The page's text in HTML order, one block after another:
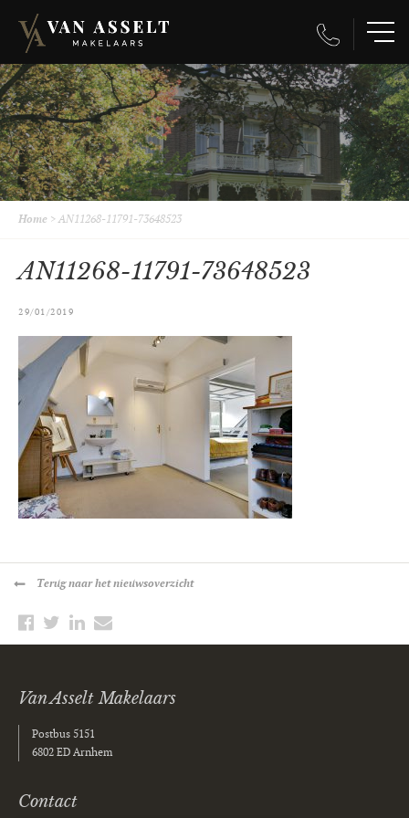
Home >AN11268-11791-73648523
AN11268-11791-73648523
29/01/2019
Terugnaar het nieuwsoverzicht
Van Asselt Makelaars
Postbus 5151
6802 ED Arnhem
Contact